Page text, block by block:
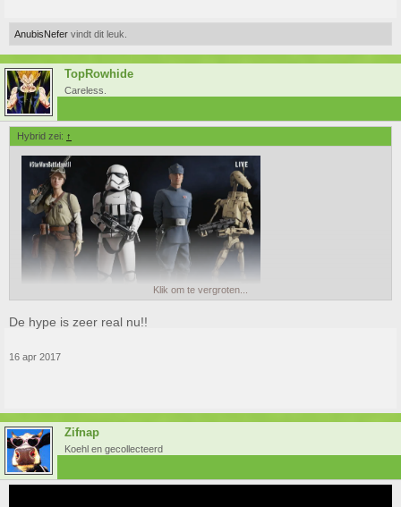
AnubisNefer vindt dit leuk.
TopRowhide
Careless.
Hybrid zei: ↑
Klik om te vergroten...
De hype is zeer real nu!!
16 apr 2017
Zifnap
Koehl en gecollecteerd